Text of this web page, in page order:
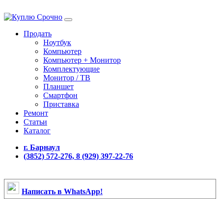
Продать
Ноутбук
Компьютер
Компьютер + Монитор
Комплектующие
Монитор / ТВ
Планшет
Смартфон
Приставка
Ремонт
Статьи
Каталог
г. Барнаул
(3852) 572-276, 8 (929) 397-22-76
Написать в WhatsApp!